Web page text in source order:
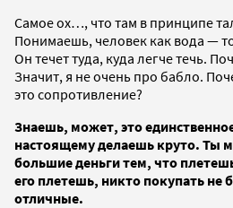
Самое ох…, что там в принципе
Понимаешь, человек как вода —
Он течет туда, куда легче течь.
Значит, я не очень про бабло.
это сопротивление?
Знаешь, может, это
настоящему делаешь круто. Ты
большие деньги тем, что
его плетешь, никто покупать не
отличные.